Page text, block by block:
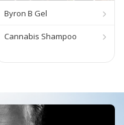
Byron B Gel
Cannabis Shampoo